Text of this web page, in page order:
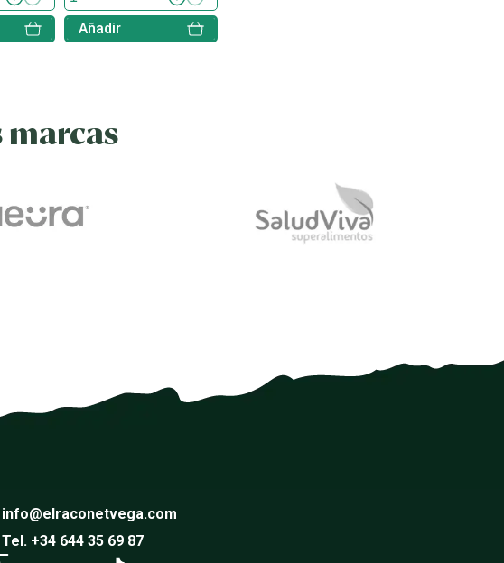
Añadir
info@elraconetvega.com
Tel. +34 644 35 69 87